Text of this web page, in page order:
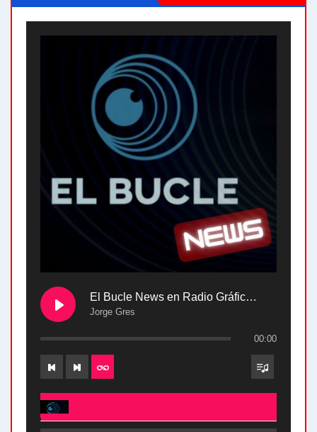
El Bucle News en Radio Gráfica. Bloque 2 . 28.04.24
Jorge Gres
00:00
El Bucle News en Radio Gráfica. Bloque 2 . 28.04.24 - Jorge Gres